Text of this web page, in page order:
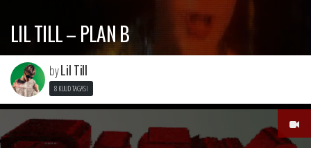
LIL TILL – PLAN B
byLil Till
8 KUUD TAGASI